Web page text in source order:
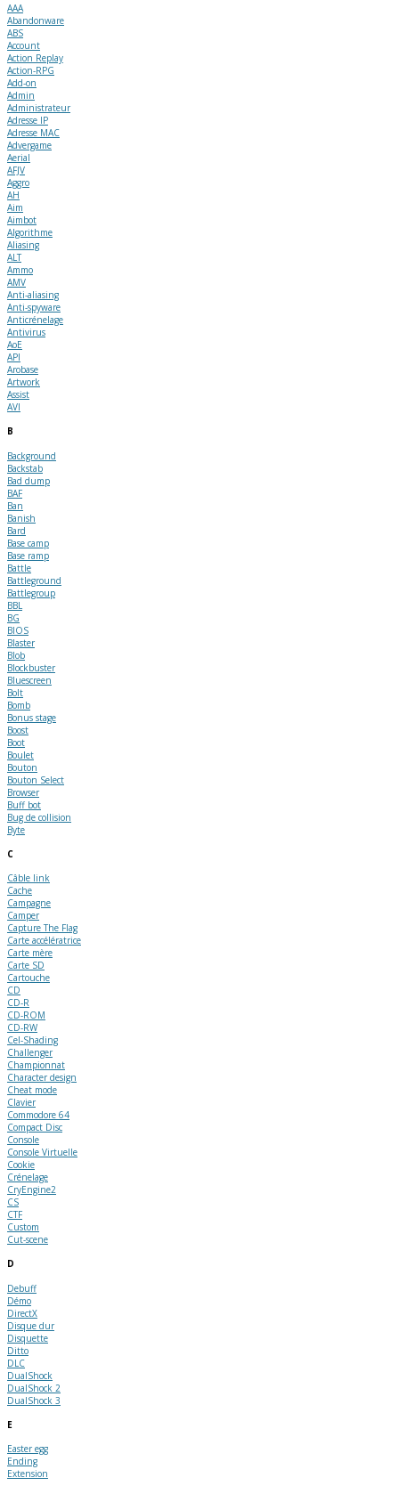
AAA
Abandonware
ABS
Account
Action Replay
Action-RPG
Add-on
Admin
Administrateur
Adresse IP
Adresse MAC
Advergame
Aerial
AFJV
Aggro
AH
Aim
Aimbot
Algorithme
Aliasing
ALT
Ammo
AMV
Anti-aliasing
Anti-spyware
Anticrénelage
Antivirus
AoE
API
Arobase
Artwork
Assist
AVI
B
Background
Backstab
Bad dump
BAF
Ban
Banish
Bard
Base camp
Base ramp
Battle
Battleground
Battlegroup
BBL
BG
BIOS
Blaster
Blob
Blockbuster
Bluescreen
Bolt
Bomb
Bonus stage
Boost
Boot
Boulet
Bouton
Bouton Select
Browser
Buff bot
Bug de collision
Byte
C
Câble link
Cache
Campagne
Camper
Capture The Flag
Carte accélératrice
Carte mère
Carte SD
Cartouche
CD
CD-R
CD-ROM
CD-RW
Cel-Shading
Challenger
Championnat
Character design
Cheat mode
Clavier
Commodore 64
Compact Disc
Console
Console Virtuelle
Cookie
Crénelage
CryEngine2
CS
CTF
Custom
Cut-scene
D
Debuff
Démo
DirectX
Disque dur
Disquette
Ditto
DLC
DualShock
DualShock 2
DualShock 3
E
Easter egg
Ending
Extension